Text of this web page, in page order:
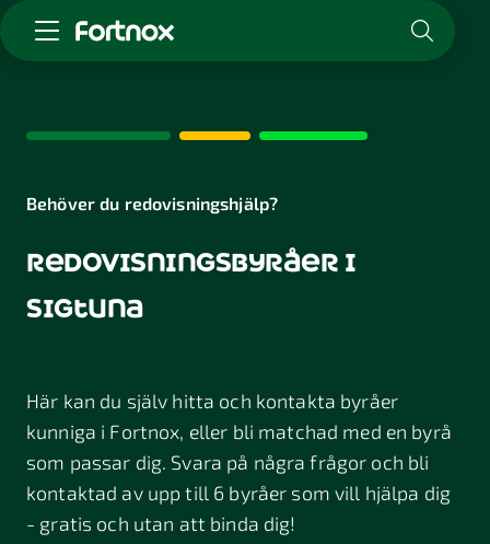
Skaffa Fortnox
Kunskap & inspiration
Logga in
Kontakt
Behöver du redovisningshjälp?
redovisningsbyråer i
sigtuna
Här kan du själv hitta och kontakta byråer
kunniga i Fortnox, eller bli matchad med en byrå
som passar dig. Svara på några frågor och bli
kontaktad av upp till 6 byråer som vill hjälpa dig
- gratis och utan att binda dig!